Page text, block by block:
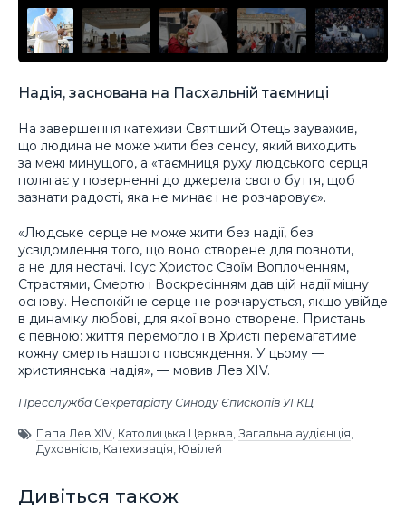
Надія, заснована на Пасхальній таємниці
На завершення катехизи Святіший Отець зауважив,
що людина не може жити без сенсу, який виходить
за межі минущого, а «таємниця руху людського серця
полягає у поверненні до джерела свого буття, щоб
зазнати радості, яка не минає і не розчаровує».
«Людське серце не може жити без надії, без
усвідомлення того, що воно створене для повноти,
а не для нестачі. Ісус Христос Своїм Воплоченням,
Страстями, Смертю і Воскресінням дав цій надії міцну
основу. Неспокійне серце не розчарується, якщо увійде
в динаміку любові, для якої воно створене. Пристань
є певною: життя перемогло і в Христі перемагатиме
кожну смерть нашого повсякдення. У цьому —
християнська надія», — мовив Лев XIV.
Пресслужба Секретаріату Синоду Єпископів УГКЦ
Папа Лев XIV Католицька Церква Загальна аудієнція
Духовність Катехизація Ювілей
Дивіться також